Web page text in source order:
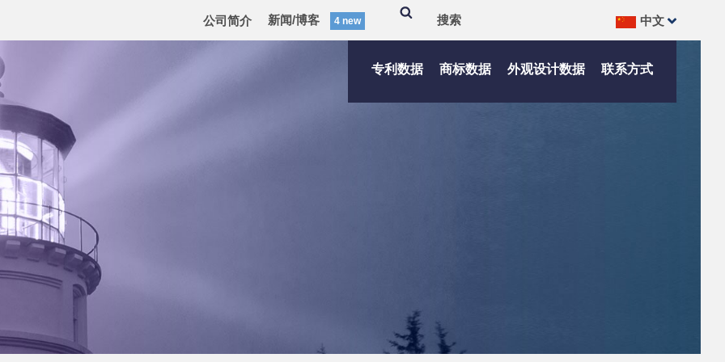
公司简介 新闻/博客 4 new
搜
索
中文
专利数据 商标数据 外观设计数据 联系方式